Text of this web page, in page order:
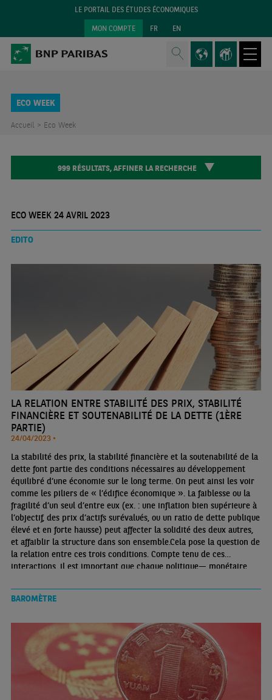
LE PORTAIL DES ÉTUDES ÉCONOMIQUES
MON COMPTE FR EN
ECO WEEK
Accueil > Eco Week
999 RÉSULTATS,AFFINER LA RECHERCHE
ECO WEEK 24 AVRIL 2023
EDITO
LA RELATION ENTRE STABILITÉ DES PRIX, STABILITÉ
FINANCIÈRE ET SOUTENABILITÉ DE LA DETTE (1ÈRE
PARTIE)
24/04/2023 •
La stabilité des prix, la stabilité financière et la soutenabilité de la
dette font partie des conditions nécessaires au développement
équilibré d’une économie sur le long terme. On peut ainsi les voir
comme les piliers de « l’édifice économique ». La faiblesse ou la
fragilité d’un seul d’entre eux (ex. : une inflation bien supérieure à
l’objectif, des prix d’actifs surévalués, ou un ratio de dette publique
élevé et en forte hausse) peut affecter la solidité des deux autres,
et affaiblir la structure dans son ensemble.Cela pose la question de
la relation entre ces trois conditions. Compte tenu de ces
interactions, il est important que chaque politique— monétaire,
tenant compte de son influence sur les autres objectifs
BAROMÈTRE